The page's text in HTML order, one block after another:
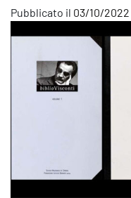
Pubblicato il 03/10/2022